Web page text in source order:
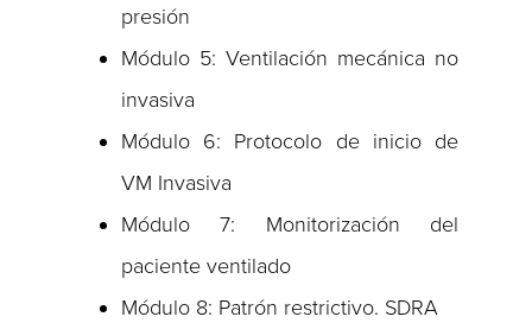
presión
Módulo 5: Ventilación mecánica no
invasiva
Módulo 6: Protocolo de inicio de
VM Invasiva
Módulo 7: Monitorización del
paciente ventilado
Módulo 8: Patrón restrictivo. SDRA